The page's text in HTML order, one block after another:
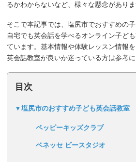
るかわからないなど、様々な懸念がありま
そこで本記事では、塩尻市でおすすめの
自宅でも英会話を学べるオンライン子ど
ています。基本情報や体験レッスン情報
英会話教室が良いか迷っている方は参考に
目次
塩尻市のおすすめ子ども英会話教室
ペッピーキッズクラブ
ベネッセ ビースタジオ